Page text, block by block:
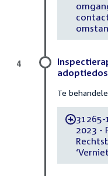
Te
-31265-
2023 -
4